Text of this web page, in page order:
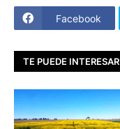
Facebook
TE PUEDE INTERESAR